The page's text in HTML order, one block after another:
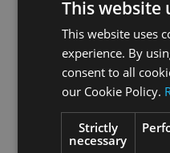
NECK PROTECTION
FRANZISKI
This website
This website uses
experience. By
consent to all
our Cookie Policy.
Strictly
necessary